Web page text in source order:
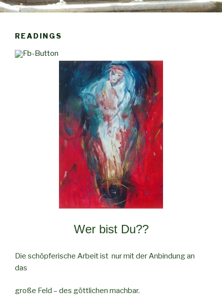
READINGS
Wer bist Du??
Die schöpferische Arbeit ist nur mit der Anbindung an
das
große Feld – des göttlichen machbar.